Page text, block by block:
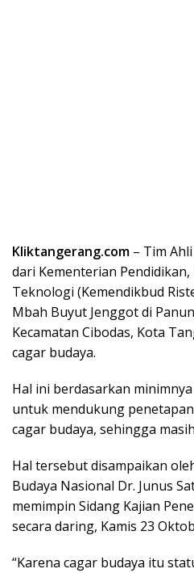
Kliktangerang.com – Tim
dari Kementerian Pendidikan,
Teknologi (Kemendikbud
Mbah Buyut Jenggot di
Kecamatan Cibodas, Kota
cagar budaya.
Hal ini berdasarkan
untuk mendukung
cagar budaya, sehingga
Hal tersebut disampaikan
Budaya Nasional Dr. Junus
memimpin Sidang Kajian
secara daring, Kamis 23
“Karena cagar budaya itu